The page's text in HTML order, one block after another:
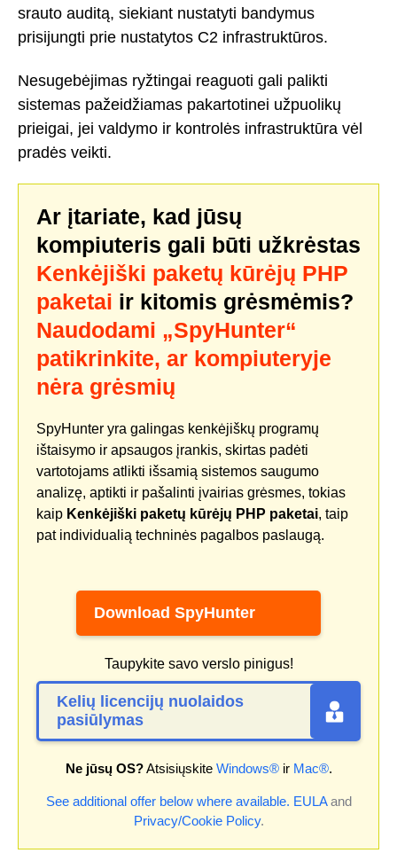
srauto auditą, siekiant nustatyti bandymus
prisijungti prie nustatytos C2 infrastruktūros.
Nesugebėjimas ryžtingai reaguoti gali palikti
sistemas pažeidžiamas pakartotinei užpuolikų
prieigai, jei valdymo ir kontrolės infrastruktūra vėl
pradės veikti.
Ar įtariate, kad jūsų
kompiuteris gali būti užkrėstas
Kenkėjiški paketų kūrėjų PHP
paketai ir kitomis grėsmėmis?
Naudodami „SpyHunter“
patikrinkite, ar kompiuteryje
nėra grėsmių
SpyHunter yra galingas kenkėjiškų programų
ištaisymo ir apsaugos įrankis, skirtas padėti
vartotojams atlikti išsamią sistemos saugumo
analizę, aptikti ir pašalinti įvairias grėsmes, tokias
kaip Kenkėjiški paketų kūrėjų PHP paketai, taip
pat individualią techninės pagalbos paslaugą.
Download SpyHunter
Taupykite savo verslo pinigus!
Kelių licencijų nuolaidos
pasiūlymas
Ne jūsų OS?Atsisiųskite Windows®ir Mac®.
See additional offer below where available. EULAand
Privacy/Cookie Policy.